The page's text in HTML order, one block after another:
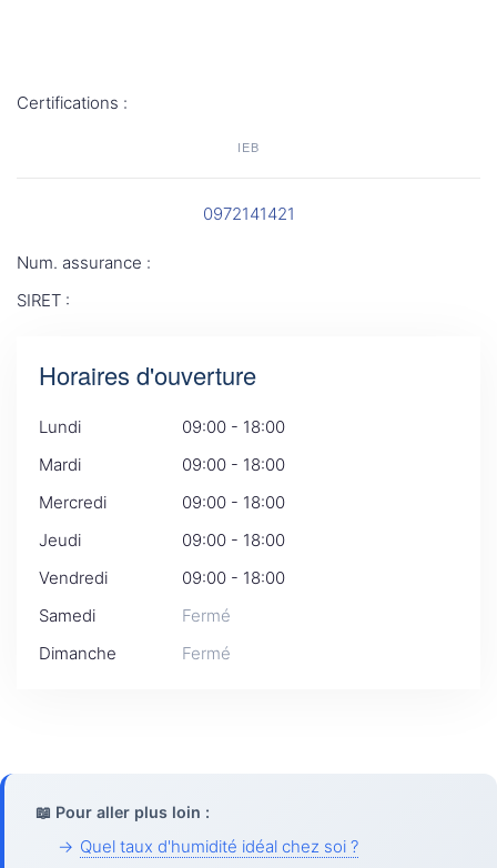
Certifications :
IEB
0972141421
Num. assurance :
SIRET :
Horaires d'ouverture
Lundi
09:00 - 18:00
Mardi
09:00 - 18:00
Mercredi
09:00 - 18:00
Jeudi
09:00 - 18:00
Vendredi
09:00 - 18:00
Samedi
Fermé
Dimanche
Fermé
📖 Pour aller plus loin :
→ Quel taux d'humidité idéal chez soi ?